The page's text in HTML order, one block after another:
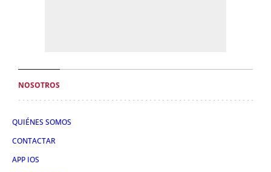
NOSOTROS
QUIÉNES SOMOS
CONTACTAR
APP IOS